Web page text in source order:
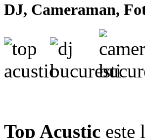
DJ, Cameraman,
Top Acustic este